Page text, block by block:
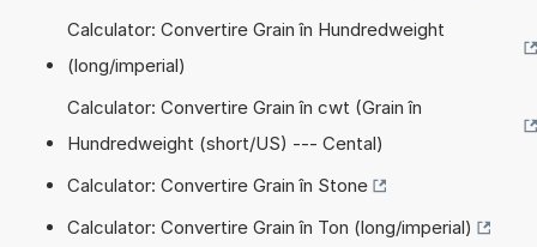
Calculator: Convertire Grain în Hundredweight
(long/imperial)
Calculator: Convertire Grain în cwt (Grain în
Hundredweight (short/US) --- Cental)
Calculator: Convertire Grain în Stone
Calculator: Convertire Grain în Ton (long/imperial)